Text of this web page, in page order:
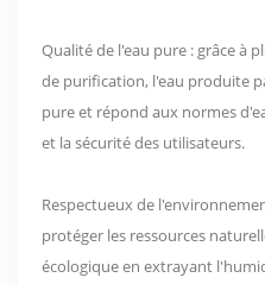
Qualité de l'eau pure : grâce à
de purification, l'eau produite
pure et répond aux normes
et la sécurité des utilisateurs.
Respectueux de
protéger les ressources
écologique en extrayant